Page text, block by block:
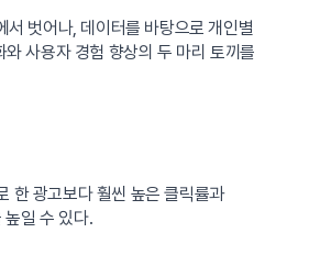
벗어나, 데이터를 바탕으로 개인별
사용자 경험 향상의 두 마리 토끼를
한 광고보다 훨씬 높은 클릭률과
높일 수 있다.